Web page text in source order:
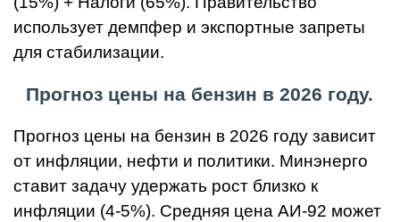
использует демпфер и экспортные запреты
для стабилизации.
Прогноз цены на бензин в 2026 году.
Прогноз цены на бензин в 2026 году зависит
от инфляции, нефти и политики. Минэнерго
ставит задачу удержать рост близко к
инфляции (4-5%). Средняя цена АИ-92 может